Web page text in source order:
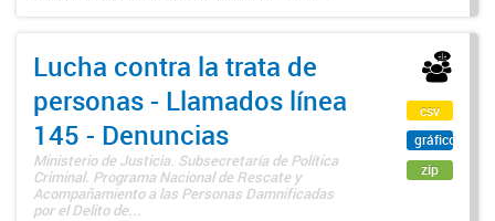
Lucha contra la trata de
personas - Llamados línea
145 - Denuncias
Ministerio de Justicia. Subsecretaría de Política
Criminal. Programa Nacional de Rescate y
Acompañamiento a las Personas Damnificadas
por el Delito de...
csv
gráfico
zip